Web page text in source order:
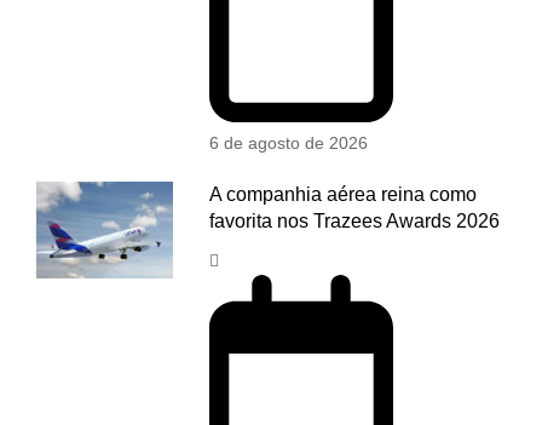
6 de agosto de 2026
A companhia aérea reina como
favorita nos Trazees Awards 2026